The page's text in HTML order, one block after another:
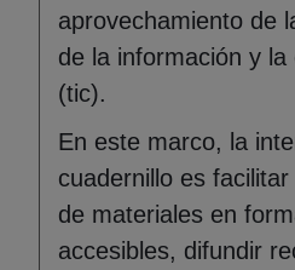
aprovechamiento de
de la información y la
(tic).
En este marco, la
cuadernillo es
de materiales en
accesibles, difundir